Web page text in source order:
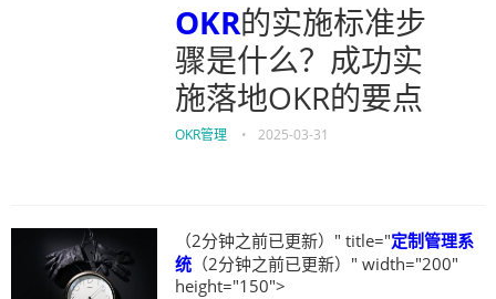
OKR的实施标准步
骤是什么？成功实
施落地OKR的要点
OKR管理 • 2025-03-31
（2分钟之前已更新）" title="定制管理系
统 （2分钟之前已更新）" width="200"
height="150">